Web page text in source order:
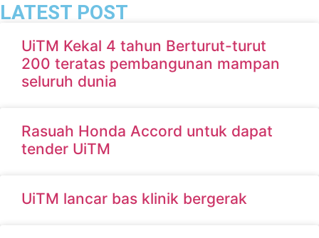
LATEST POST
UiTM Kekal 4 tahun Berturut-turut
200 teratas pembangunan mampan
seluruh dunia
Rasuah Honda Accord untuk dapat
tender UiTM
UiTM lancar bas klinik bergerak